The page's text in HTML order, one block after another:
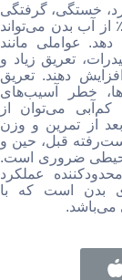
خستگی، گرفتگی
عضلات و کاهش حجم ادرار است. کاهش تنها ۲٪ از آب بدن می‌تواند
عواملی مانند
تعریق زیاد و
دهند. تعریق
خطر آسیب‌های
کم‌آبی می‌توان از
از تمرین و وزن
قبل، حین و
ضروری است.
عملکرد
بدن است که با
می‌باشد.